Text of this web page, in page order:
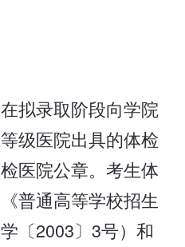
拟录取阶段向学院
级医院出具的体检
医院公章。考生体
普通高等学校招生
〔2003〕3号）和